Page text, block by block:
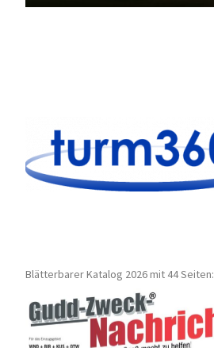
Blätterbarer Katalog 2026 mit 44 Seiten: